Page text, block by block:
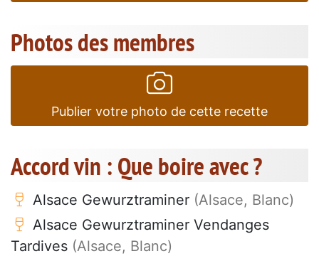
Photos des membres
Publier votre photo de cette recette
Accord vin : Que boire avec ?
Alsace Gewurztraminer (Alsace, Blanc)
Alsace Gewurztraminer Vendanges
Tardives (Alsace, Blanc)